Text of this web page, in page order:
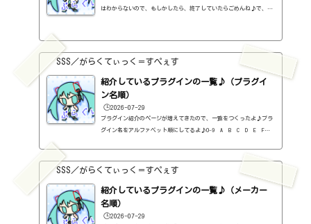
はわからないので、もしかしたら、終了していたらごめんね♪で、相
CLASSIC（2B Played Music）定価：29.99ドル → 19.99ドル（本家さ
ま）2B REVERBED（2B Played Music）定価：29.99ドル → 19.99ド
ル（本家さ...
SSS／がらくてぃっく＝すぺぇす
紹介しているプラグインの一覧♪（プラグイ
ン名順）
🕒️2026-07-29
プラグイン紹介のページが増えてきたので、一覧をつくったよ♪プラ
グイン名をアルファベット順にしてるよ♪0-9 A B C D E F G
料）2B DELAYED CLASSIC（2B Played Music・ディレイ・有料）2B RE
VERBED（2B Played Music・リバーブ・有料）2B Shaped Filter（2
B Played Music・フィルタープラグイン・有料）3-Band EQ（Kilohe
arts・EQ・無料）40'S VERY OWN DRUMS（NATIVE INSTRUMENTS・ドラ
ム...
SSS／がらくてぃっく＝すぺぇす
紹介しているプラグインの一覧♪（メーカー
名順）
🕒️2026-07-29